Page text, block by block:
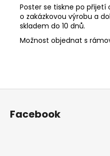
Poster se tiskne po
o zakázkovou výrobu a
skladem do 10 dnů.
Možnost objednat s
Z
Facebook